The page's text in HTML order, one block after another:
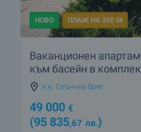
НОВО ПЛАЖ НА 300 М
Ваканционен
към басейн в
к.к. Слънчев бряг
49 000 €
(95 835,67 лв.)